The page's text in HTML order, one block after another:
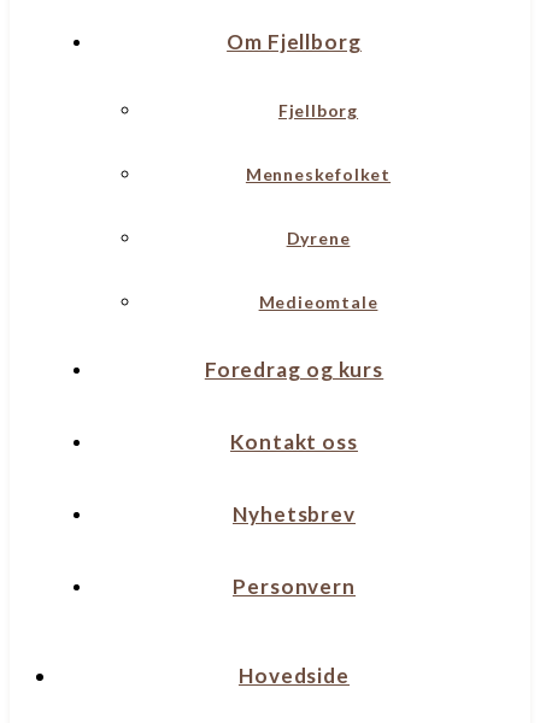
Om Fjellborg
Fjellborg
Menneskefolket
Dyrene
Medieomtale
Foredrag og kurs
Kontakt oss
Nyhetsbrev
Personvern
Hovedside